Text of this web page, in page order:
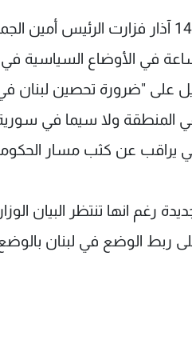
تزامنا واصلت السفيرة الأميركية في بيروت مورا كونيللي جولاتها على قيادات 14 آذار فزارت الرئيس
في الأوضاع السياسية في
على "ضرورة تحصين لبنان
في المنطقة ولا سيما في
يراقب عن كثب مسار
رغم انها تنتظر البيان
ربط الوضع في لبنان